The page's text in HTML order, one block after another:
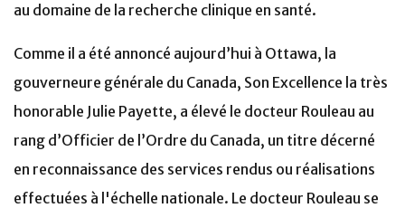
au domaine de la recherche clinique en santé.
Comme il a été annoncé aujourd’hui à Ottawa, la
gouverneure générale du Canada, Son Excellence la très
honorable Julie Payette, a élevé le docteur Rouleau au
rang d’Officier de l’Ordre du Canada, un titre décerné
en reconnaissance des services rendus ou réalisations
effectuées à l'échelle nationale. Le docteur Rouleau se